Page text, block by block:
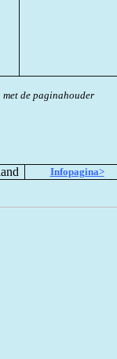
de paginahouder
Infopagina>